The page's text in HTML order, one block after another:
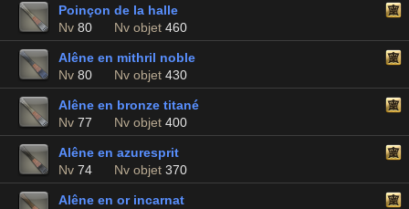
Poinçon de la halle
Nv 80 Nv objet 460
Alêne en mithril noble
Nv 80 Nv objet 430
Alêne en bronze titané
Nv 77 Nv objet 400
Alêne en azuresprit
Nv 74 Nv objet 370
Alêne en or incarnat